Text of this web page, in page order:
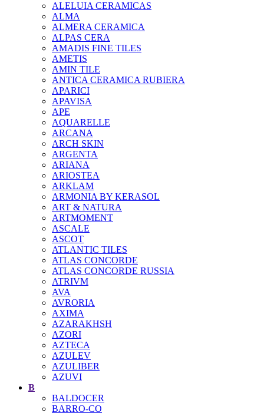
ALELUIA CERAMICAS
ALMA
ALMERA CERAMICA
ALPAS CERA
AMADIS FINE TILES
AMETIS
AMIN TILE
ANTICA CERAMICA RUBIERA
APARICI
APAVISA
APE
AQUARELLE
ARCANA
ARCH SKIN
ARGENTA
ARIANA
ARIOSTEA
ARKLAM
ARMONIA BY KERASOL
ART & NATURA
ARTMOMENT
ASCALE
ASCOT
ATLANTIC TILES
ATLAS CONCORDE
ATLAS CONCORDE RUSSIA
ATRIVM
AVA
AVRORIA
AXIMA
AZARAKHSH
AZORI
AZTECA
AZULEV
AZULIBER
AZUVI
B
BALDOCER
BARRO-CO